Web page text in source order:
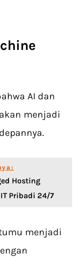
AI dan
menjadi
Hosting
Pribadi 24/7
menjadi